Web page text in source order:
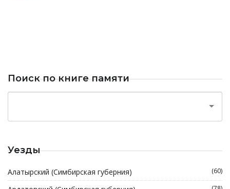
Поиск по книге памяти
Уезды
Алатырский (Симбирская губерния) (60)